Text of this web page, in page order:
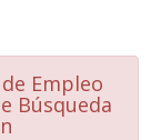
Empleo
Búsqueda